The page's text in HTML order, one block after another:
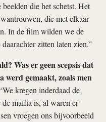
die het schetst. Het
die met elkaar
In de film wilden we de
zitten laten zien.”
Was er geen scepsis dat
werd gemaakt, zoals men
kregen inderdaad de
maffia is, al waren er
vroegen ons bijvoorbeeld